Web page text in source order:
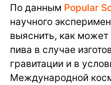
По данным Popular
научного
выяснить, как
пива в случае
гравитации и в
Международной